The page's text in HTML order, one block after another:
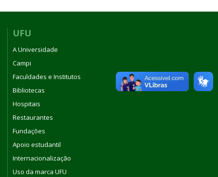
UFU
A Universidade
Campi
Faculdades e Institutos
Bibliotecas
Hospitais
Restaurantes
Fundações
Apoio estudantil
Internacionalização
Uso da marca UFU